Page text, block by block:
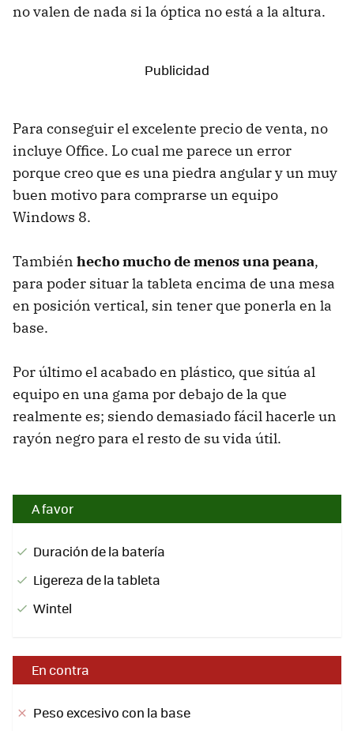
no valen de nada si la óptica no está a la altura.
Para conseguir el excelente precio de venta, no
incluye Office. Lo cual me parece un error
porque creo que es una piedra angular y un muy
buen motivo para comprarse un equipo
Windows 8.
También hecho mucho de menos una peana,
para poder situar la tableta encima de una mesa
en posición vertical, sin tener que ponerla en la
base.
Por último el acabado en plástico, que sitúa al
equipo en una gama por debajo de la que
realmente es; siendo demasiado fácil hacerle un
rayón negro para el resto de su vida útil.
A favor
Duración de la batería
Ligereza de la tableta
Wintel
En contra
Peso excesivo con la base